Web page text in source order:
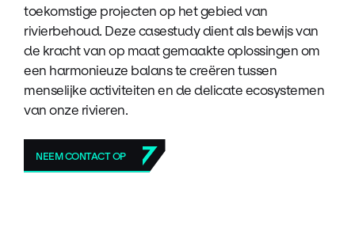
toekomstige projecten op het gebied van
rivierbehoud. Deze casestudy dient als bewijs van
de kracht van op maat gemaakte oplossingen om
een harmonieuze balans te creëren tussen
menselijke activiteiten en de delicate ecosystemen
van onze rivieren.
NEEM CONTACT OP